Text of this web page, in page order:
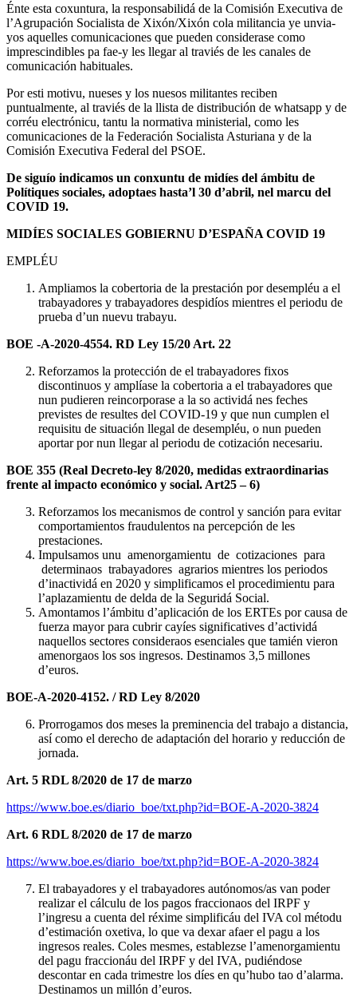
Énte esta coxuntura, la responsabilidá de la Comisión Executiva de
l’Agrupación Socialista de Xixón/Xixón cola militancia ye unvia-
yos aquelles comunicaciones que pueden considerase como
imprescindibles pa fae-y les llegar al traviés de les canales de
comunicación habituales.
Por esti motivu, nueses y los nuesos militantes reciben
puntualmente, al traviés de la llista de distribución de whatsapp y de
corréu electrónicu, tantu la normativa ministerial, como les
comunicaciones de la Federación Socialista Asturiana y de la
Comisión Executiva Federal del PSOE.
De siguío indicamos un conxuntu de midíes del ámbitu de
Polítiques sociales, adoptaes hasta’l 30 d’abril, nel marcu del
COVID 19.
MIDÍES SOCIALES GOBIERNU D’ESPAÑA COVID 19
EMPLÉU
Ampliamos la cobertoria de la prestación por desempléu a el
trabayadores y trabayadores despidíos mientres el periodu de
prueba d’un nuevu trabayu.
BOE -A-2020-4554. RD Ley 15/20 Art. 22
Reforzamos la protección de el trabayadores fixos
discontinuos y amplíase la cobertoria a el trabayadores que
nun pudieren reincorporase a la so actividá nes feches
previstes de resultes del COVID-19 y que nun cumplen el
requisitu de situación llegal de desempléu, o nun pueden
aportar por nun llegar al periodu de cotización necesariu.
BOE 355 (Real Decreto-ley 8/2020, medidas extraordinarias
frente al impacto económico y social. Art25 – 6)
Reforzamos los mecanismos de control y sanción para evitar
comportamientos fraudulentos na percepción de les
prestaciones.
Impulsamos unu amenorgamientu de cotizaciones para
determinaos trabayadores agrarios mientres los periodos
d’inactividá en 2020 y simplificamos el procedimientu para
l’aplazamientu de delda de la Seguridá Social.
Amontamos l’ámbitu d’aplicación de los ERTEs por causa de
fuerza mayor para cubrir cayíes significatives d’actividá
naquellos sectores consideraos esenciales que tamién vieron
amenorgaos los sos ingresos. Destinamos 3,5 millones
d’euros.
BOE-A-2020-4152. / RD Ley 8/2020
Prorrogamos dos meses la preminencia del trabajo a distancia,
así como el derecho de adaptación del horario y reducción de
jornada.
Art. 5 RDL 8/2020 de 17 de marzo
https://www.boe.es/diario_boe/txt.php?id=BOE-A-2020-3824
Art. 6 RDL 8/2020 de 17 de marzo
https://www.boe.es/diario_boe/txt.php?id=BOE-A-2020-3824
El trabayadores y el trabayadores autónomos/as van poder
realizar el cálculu de los pagos fraccionaos del IRPF y
l’ingresu a cuenta del réxime simplificáu del IVA col métodu
d’estimación oxetiva, lo que va dexar afaer el pagu a los
ingresos reales. Coles mesmes, establezse l’amenorgamientu
del pagu fraccionáu del IRPF y del IVA, pudiéndose
descontar en cada trimestre los díes en qu’hubo tao d’alarma.
Destinamos un millón d’euros.